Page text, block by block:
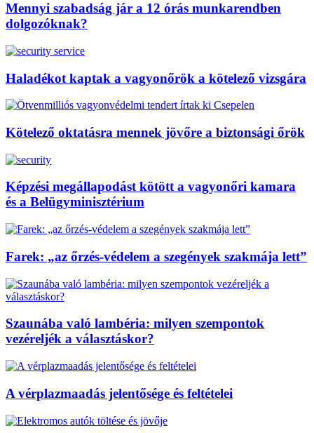
Mennyi szabadság jár a 12 órás munkarendben
dolgozóknak?
Haladékot kaptak a vagyonőrök a kötelező vizsgára
Kötelező oktatásra mennek jövőre a biztonsági őrök
Képzési megállapodást kötött a vagyonőri kamara
és a Belügyminisztérium
Farek: „az őrzés-védelem a szegények szakmája lett”
Szaunába való lambéria: milyen szempontok
vezéreljék a választáskor?
A vérplazmaadás jelentősége és feltételei